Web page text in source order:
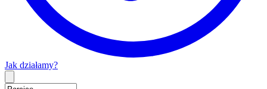
Jak działamy?